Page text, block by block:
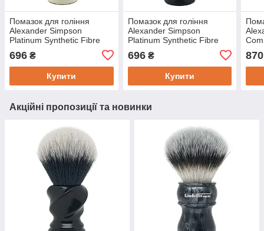
Помазок для гоління
Alexander Simpson
Platinum Synthetic Fibre
696 ₴
Купити
Помазок для гоління
Alexander Simpson
Platinum Synthetic Fibre
696₴
Купити
870
Акційні пропозиції та новинки